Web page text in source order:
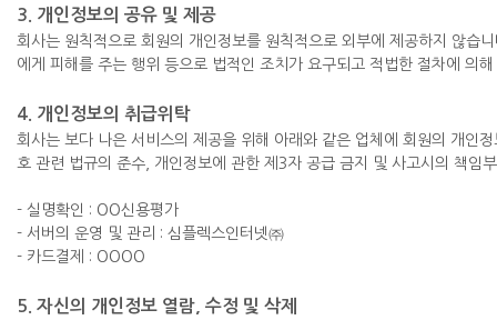
3. 개인정보의 공유 및 제공
회사는 원칙적으로 회원의 개인정보를 원칙적으로 외부에 제공하지 않습
에게 피해를 주는 행위 등으로 법적인 조치가 요구되고 적법한 절차에 의
4. 개인정보의 취급위탁
회사는 보다 나은 서비스의 제공을 위해 아래와 같은 업체에 회원의 개인
호 관련 법규의 준수, 개인정보에 관한 제3자 공급 금지 및 사고시의 책임
- 실명확인 : OO신용평가
- 서버의 운영 및 관리 : 심플렉스인터넷㈜
- 카드결제 : OOOO
5. 자신의 개인정보 열람, 수정 및 삭제